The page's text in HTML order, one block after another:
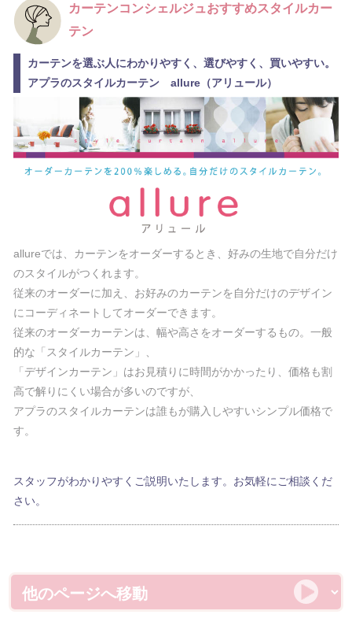
カーテンコンシェルジュおすすめスタイルカー
テン
カーテンを選ぶ人にわかりやすく、選びやすく、買いやすい。
アプラのスタイルカーテン allure（アリュール）
allureでは、カーテンをオーダーするとき、好みの生地で自分だけ
のスタイルがつくれます。
従来のオーダーに加え、お好みのカーテンを自分だけのデザイン
にコーディネートしてオーダーできます。
従来のオーダーカーテンは、幅や高さをオーダーするもの。一般
的な「スタイルカーテン」、
「デザインカーテン」はお見積りに時間がかかったり、価格も割
高で解りにくい場合が多いのですが、
アプラのスタイルカーテンは誰もが購入しやすいシンプル価格で
す。
スタッフがわかりやすくご説明いたします。お気軽にご相談くだ
さい。